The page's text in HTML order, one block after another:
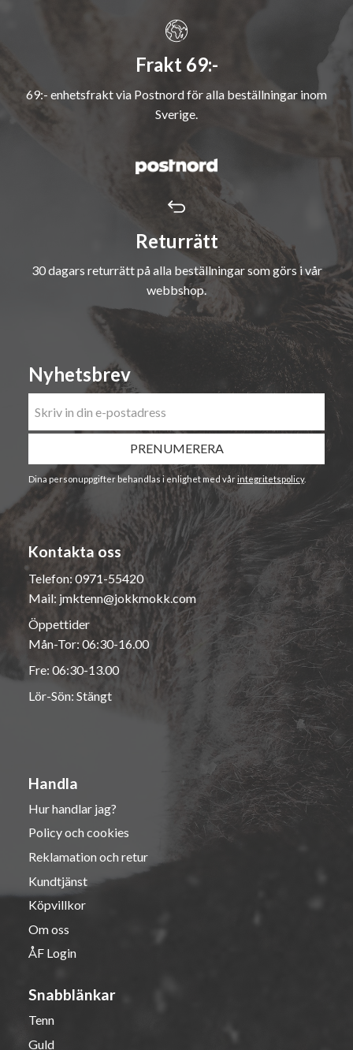
Frakt 69:-
69:- enhetsfrakt via Postnord för alla beställningar inom
Sverige.
Returrätt
30 dagars returrätt på alla beställningar som görs i vår
webbshop.
Nyhetsbrev
PRENUMERERA
Dina personuppgifter behandlas i enlighet med vårintegritetspolicy.
Kontakta oss
Telefon: 0971-55420
Mail: jmktenn@jokkmokk.com
Öppettider
Mån-Tor: 06:30-16.00
Fre: 06:30-13.00
Lör-Sön: Stängt
Handla
Hur handlar jag?
Policy och cookies
Reklamation och retur
Kundtjänst
Köpvillkor
Om oss
ÅF Login
Snabblänkar
Tenn
Guld